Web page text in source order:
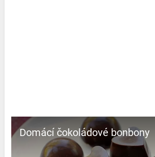
Domácí čokoládové bonbony